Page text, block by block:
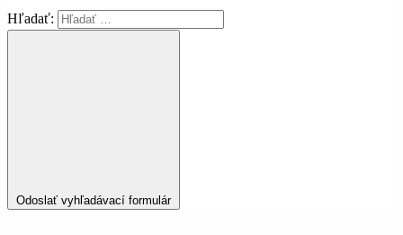
Hľadať:
Odoslať vyhľadávací formulár